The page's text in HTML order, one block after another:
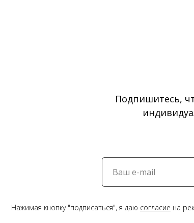
Подпишитесь,
Нажимая кнопку "подписаться", я даю согласие на